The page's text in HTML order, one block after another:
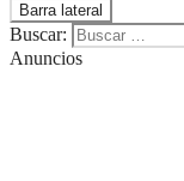
Barra lateral
Buscar:
Anuncios